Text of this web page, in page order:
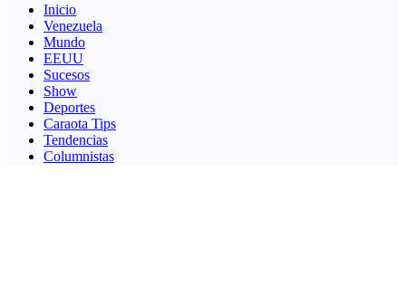
Inicio
Venezuela
Mundo
EEUU
Sucesos
Show
Deportes
Caraota Tips
Tendencias
Columnistas